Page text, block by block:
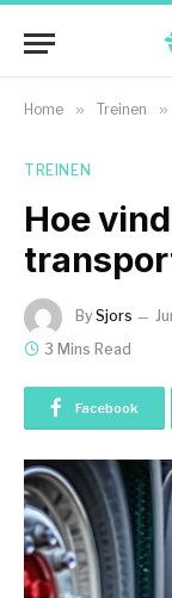
Home » Treinen »
TREINEN
Hoe
By Sjors
3 Mins Read
Facebook